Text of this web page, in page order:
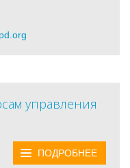
управления
ПОДРОБНЕЕ